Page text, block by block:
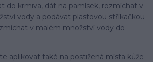
do krmiva, dát na pamlsek, rozmíchat v
vody a podávat plastovou stříkačkou
v malém množství vody do
aplikovat také na postižená místa kůže